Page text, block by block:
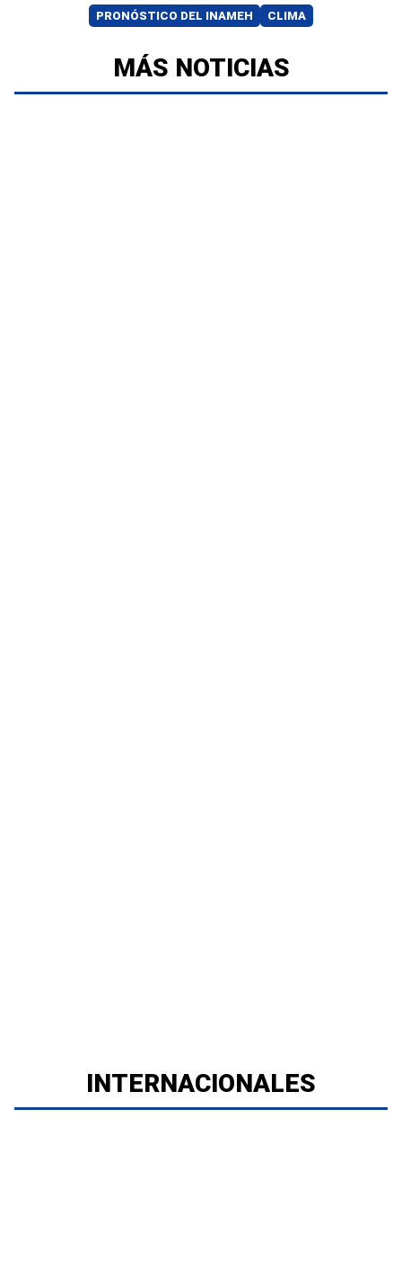
PRONÓSTICO DEL INAMEH CLIMA
MÁS NOTICIAS
INTERNACIONALES